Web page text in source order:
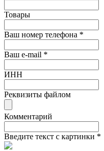
Товары
Ваш номер телефона *
Ваш e-mail *
ИНН
Реквизиты файлом
Комментарий
Введите текст с картинки *